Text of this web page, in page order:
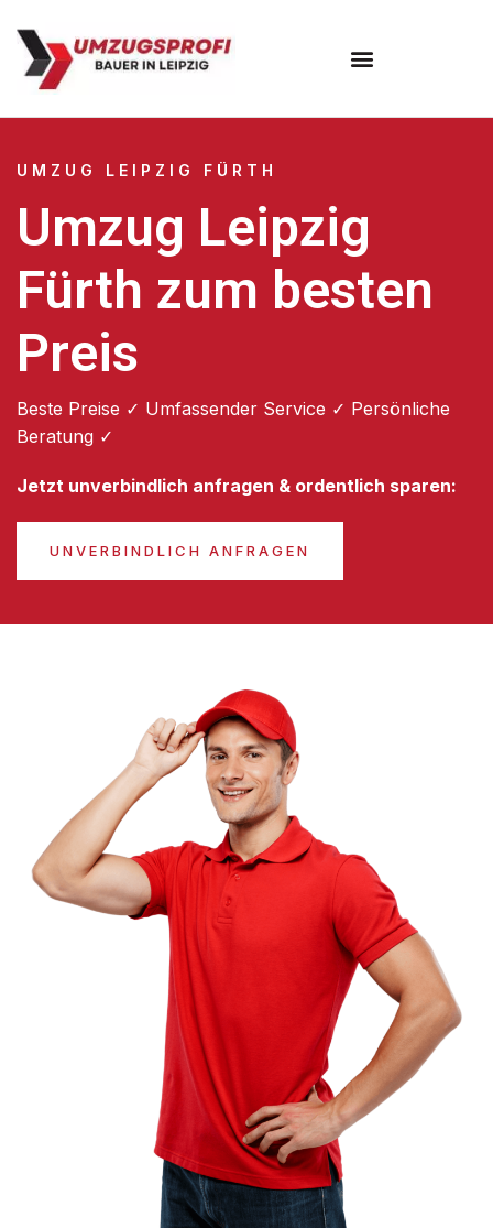
UMZUG LEIPZIG FÜRTH
Umzug Leipzig
Fürth zum besten
Preis
Beste Preise ✓ Umfassender Service ✓ Persönliche
Beratung ✓
Jetzt unverbindlich anfragen & ordentlich sparen:
UNVERBINDLICH ANFRAGEN